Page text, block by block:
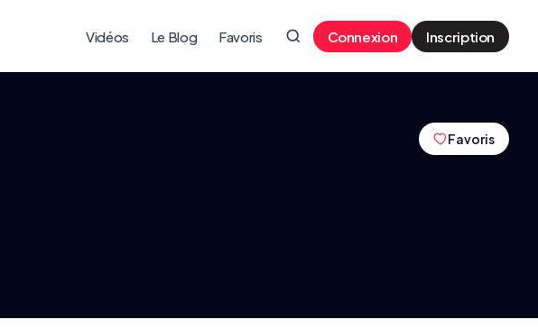
Vidéos Le Blog Favoris Connexion Inscription
Favoris